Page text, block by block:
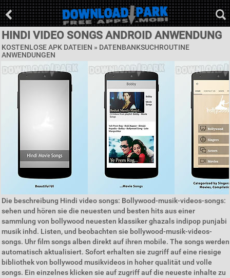
HINDI VIDEO SONGS ANDROID ANWENDUNG
KOSTENLOSE APK DATEIEN » DATENBANKSUCHROUTINE
ANWENDUNGEN
Die beschreibung Hindi video songs: Bollywood-musik-videos-songs:
sehen und hören sie die neuesten und besten hits aus einer
sammlung von bollywood neuesten klassiker ghazals indipop punjabi
musik inhd. Listen, und beobachten sie bollywood-musik-videos-
songs. Uhr film songs alben direkt auf ihren mobile. The songs werden
automatisch aktualisiert. Sofort erhalten sie zugriff auf eine riesige
bibliothek von bollywood musikvideos in hoher qualität und volle
songs. Ein einzelnes klicken sie auf zugriff auf die neueste inhalte zu